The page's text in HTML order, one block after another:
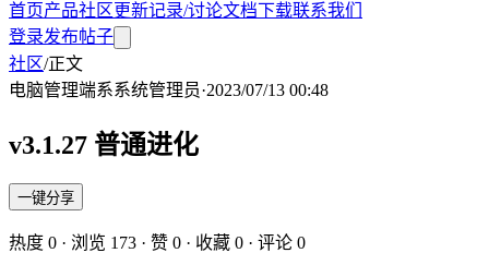
首页产品社区更新记录/讨论文档下载联系我们
登录发布帖子
社区/正文
电脑管理端系系统管理员·2023/07/13 00:48
v3.1.27 普通进化
一键分享
热度 0 · 浏览 173 · 赞 0 · 收藏 0 · 评论 0